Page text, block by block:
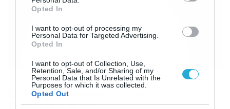
Opted In
I want to opt-out of processing my
Personal Data for Targeted Advertising.
Opted In
I want to opt-out of Collection, Use,
Retention, Sale, and/or Sharing of my
Personal Data that Is Unrelated with the
Purposes for which it was collected.
Opted Out
15/03/2019 15:37
Champions League: Αυτά είναι τα
ζευγάρια των «8»